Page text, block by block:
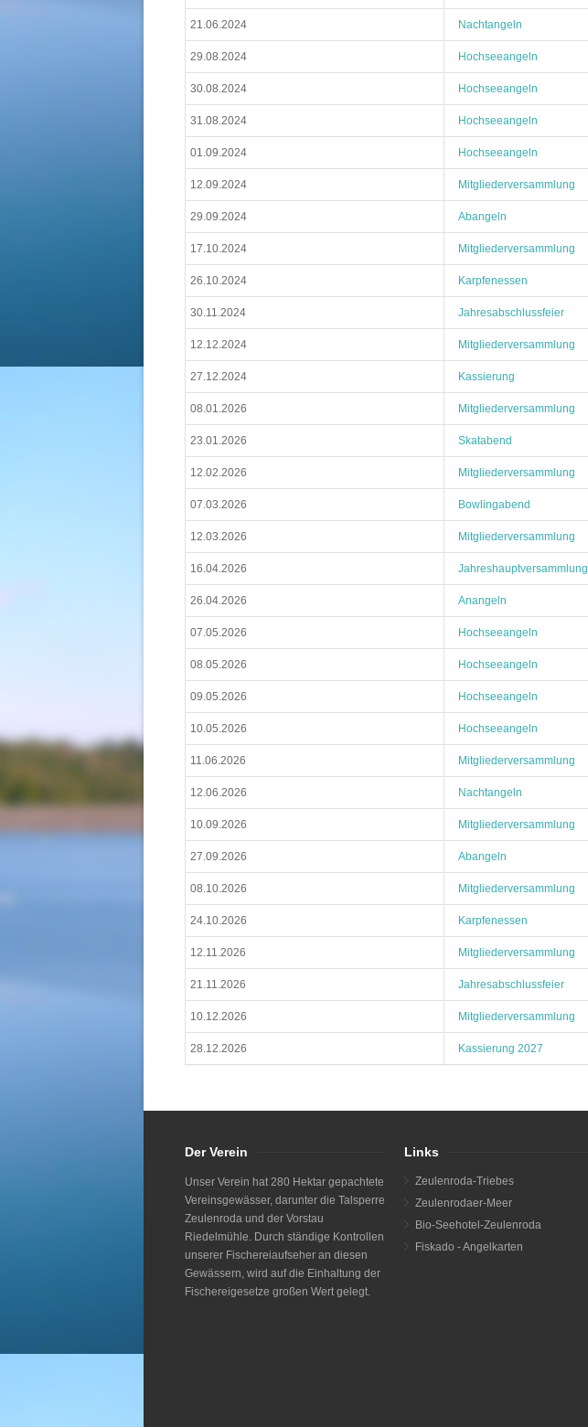
21.06.2024 Nachtangeln
29.08.2024 Hochseeangeln
30.08.2024 Hochseeangeln
31.08.2024 Hochseeangeln
01.09.2024 Hochseeangeln
12.09.2024 Mitgliederversammlung
29.09.2024 Abangeln
17.10.2024 Mitgliederversammlung
26.10.2024 Karpfenessen
30.11.2024 Jahresabschlussfeier
12.12.2024 Mitgliederversammlung
27.12.2024 Kassierung
08.01.2026 Mitgliederversammlung
23.01.2026 Skatabend
12.02.2026 Mitgliederversammlung
07.03.2026 Bowlingabend
12.03.2026 Mitgliederversammlung
16.04.2026 Jahreshauptversammlung
26.04.2026 Anangeln
07.05.2026 Hochseeangeln
08.05.2026 Hochseeangeln
09.05.2026 Hochseeangeln
10.05.2026 Hochseeangeln
11.06.2026 Mitgliederversammlung
12.06.2026 Nachtangeln
10.09.2026 Mitgliederversammlung
27.09.2026 Abangeln
08.10.2026 Mitgliederversammlung
24.10.2026 Karpfenessen
12.11.2026 Mitgliederversammlung
21.11.2026 Jahresabschlussfeier
10.12.2026 Mitgliederversammlung
28.12.2026 Kassierung 2027
Der Verein
Unser Verein hat 280 Hektar gepachtete
Vereinsgewässer, darunter die Talsperre
Zeulenroda und der Vorstau
Riedelmühle. Durch ständige Kontrollen
unserer Fischereiaufseher an diesen
Gewässern, wird auf die Einhaltung der
Fischereigesetze großen Wert gelegt.
Links
Zeulenroda-Triebes
Zeulenrodaer-Meer
Bio-Seehotel-Zeulenroda
Fiskado - Angelkarten